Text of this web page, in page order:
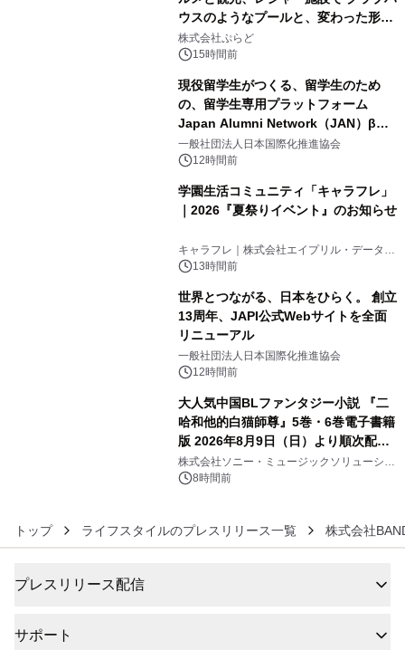
ウスのようなプールと、変わった形の
サウナも 「THE BOXY AWAJI」のお
得な素泊まり連泊プランで
株式会社ぷらど
15時間前
現役留学生がつくる、留学生のため
の、留学生専用プラットフォーム
Japan Alumni Network（JAN）β版
をリリース
一般社団法人日本国際化推進協会
12時間前
学園生活コミュニティ「キャラフレ」
｜2026『夏祭りイベント』のお知らせ
キャラフレ｜株式会社エイプリル・データ・
デザインズ
13時間前
世界とつながる、日本をひらく。 創立
13周年、JAPI公式Webサイトを全面
リニューアル
一般社団法人日本国際化推進協会
12時間前
大人気中国BLファンタジー小説 『二
哈和他的白猫師尊』5巻・6巻電子書籍
版 2026年8月9日（日）より順次配信
開始
株式会社ソニー・ミュージックソリューショ
ンズ8時間前
トップ ライフスタイルのプレスリリース一覧 株式会社
プレスリリース配信
サポート